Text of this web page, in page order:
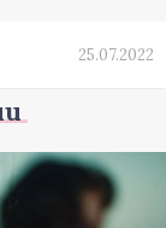
25.07.2022